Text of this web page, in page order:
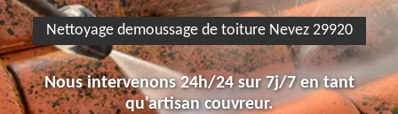
Nettoyage demoussage de toiture Nevez 29920
Nous intervenons 24h/24 sur 7j/7 en tant
qu'artisan couvreur.